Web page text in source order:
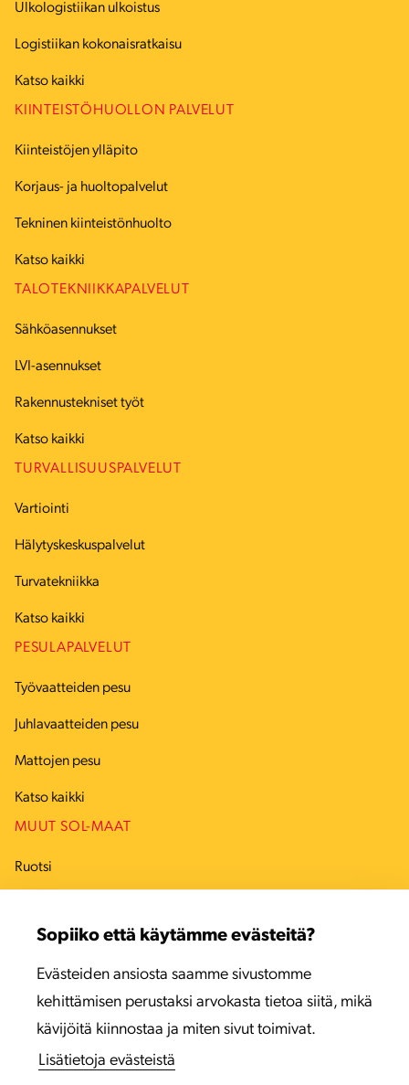
Sopiiko että käytämme evästeitä?
Evästeiden ansiosta saamme sivustomme
kehittämisen perustaksi arvokasta tietoa siitä, mikä
kävijöitä kiinnostaa ja miten sivut toimivat.
Lisätietoja evästeistä
Ulkologistiikan ulkoistus
Logistiikan kokonaisratkaisu
Katso kaikki
KIINTEISTÖHUOLLON PALVELUT
Kiinteistöjen ylläpito
Korjaus- ja huoltopalvelut
Tekninen kiinteistönhuolto
Katso kaikki
TALOTEKNIIKKAPALVELUT
Sähköasennukset
LVI-asennukset
Rakennustekniset työt
Katso kaikki
TURVALLISUUSPALVELUT
Vartiointi
Hälytyskeskuspalvelut
Turvatekniikka
Katso kaikki
PESULAPALVELUT
Työvaatteiden pesu
Juhlavaatteiden pesu
Mattojen pesu
Katso kaikki
MUUT SOL-MAAT
Ruotsi
Viro
Latvia